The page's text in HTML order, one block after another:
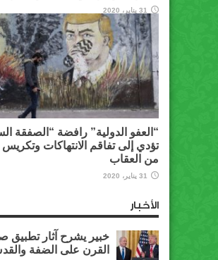
31 يناير، 2020
“العفو الدولية” رافضة “الصفقة
تؤدي إلى تفاقم الانتهاكات وتكريس
من العقاب
31 يناير، 2020
الأخبار
خبير يشرح آثار تطبيق
القرن على الضفة